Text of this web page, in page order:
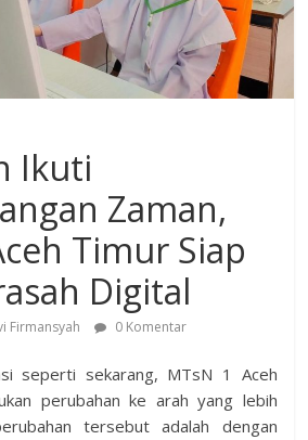
Ikuti
Zaman,
Timur Siap
Digital
Firmansyah 0 Komentar
seperti sekarang, MTsN 1 Aceh
perubahan ke arah yang lebih
tersebut adalah dengan